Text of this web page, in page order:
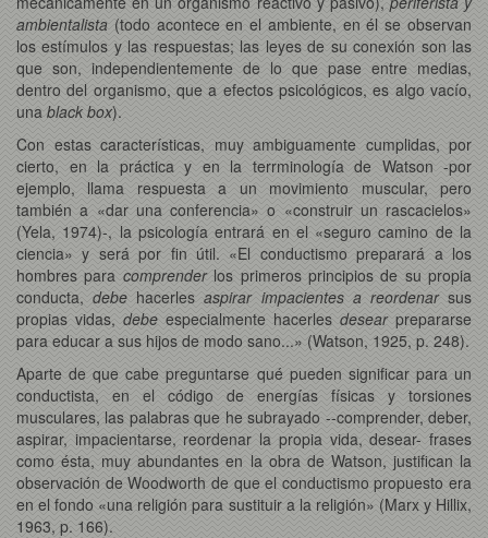
ambientalista (todo acontece en el ambiente, en él se observan
los estímulos y las respuestas; las leyes de su conexión son las
que son, independientemente de lo que pase entre medias,
dentro del organismo, que a efectos psicológicos, es algo vacío,
una black box).
Con estas características, muy ambiguamente cumplidas, por
cierto, en la práctica y en la terrminología de Watson -por
ejemplo, llama respuesta a un movimiento muscular, pero
también a «dar una conferencia» o «construir un rascacielos»
(Yela, 1974)-, la psicología entrará en el «seguro camino de la
ciencia» y será por fin útil. «El conductismo preparará a los
hombres para comprenderlos primeros principios de su propia
conducta,debe hacerlesaspirar impacientes a reordenarsus
propias vidas, debe especialmente hacerles desearprepararse
para educar a sus hijos de modo sano...» (Watson, 1925, p. 248).
Aparte de que cabe preguntarse qué pueden significar para un
conductista, en el código de energías físicas y torsiones
musculares, las palabras que he subrayado --comprender, deber,
aspirar, impacientarse, reordenar la propia vida, desear- frases
como ésta, muy abundantes en la obra de Watson, justifican la
observación de Woodworth de que el conductismo propuesto era
en el fondo «una religión para sustituir a la religión» (Marx y Hillix,
1963, p. 166).